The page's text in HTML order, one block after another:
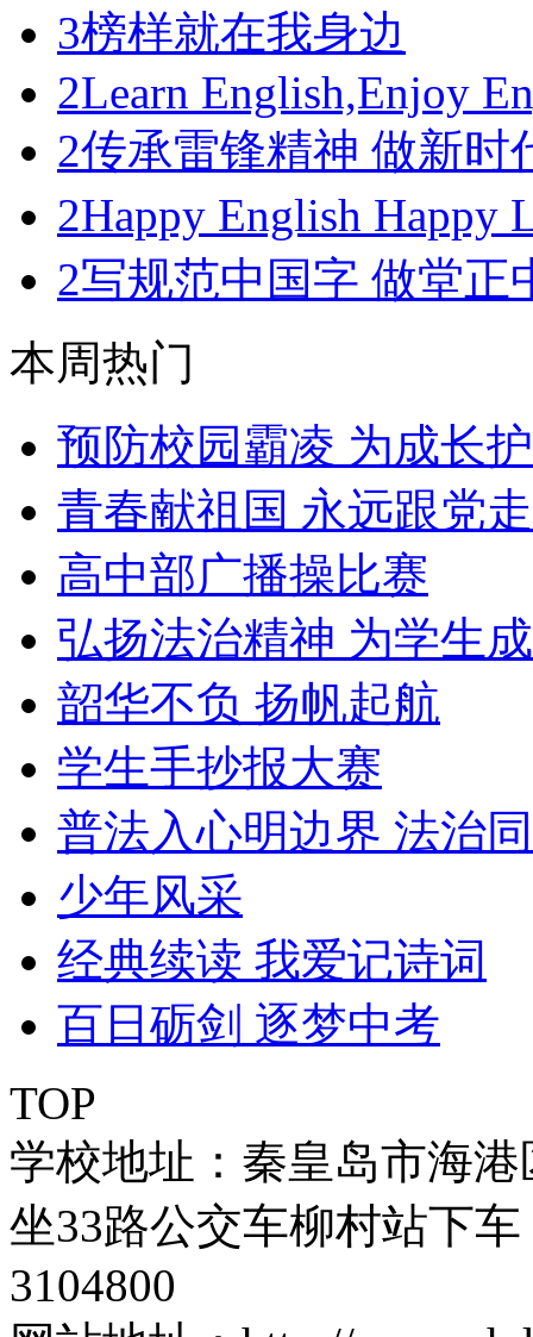
3榜样就在我身边
2Learn English,Enjoy
2传承雷锋精神 做新时
2Happy English Happy
2写规范中国字 做堂正
本周热门
预防校园霸凌 为成长
青春献祖国 永远跟党走
高中部广播操比赛
弘扬法治精神 为学生
韶华不负 扬帆起航
学生手抄报大赛
普法入心明边界 法治
少年风采
经典续读 我爱记诗词
百日砺剑 逐梦中考
TOP
学校地址：秦皇岛市海
坐33路公交车柳村站下
3104800